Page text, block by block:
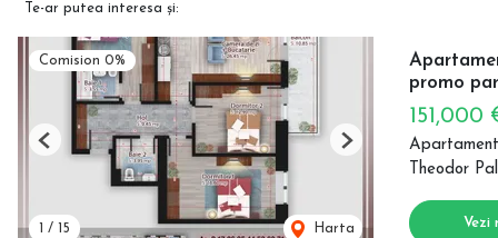
Te-ar putea interesa și:
Comision 0%
/ 15 Harta
Previous Next
promo
151,000
Theodor
Vezi